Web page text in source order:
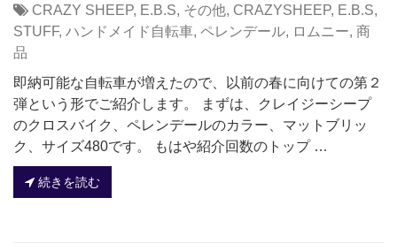
CRAZY SHEEP, E.B.S, その他, CRAZYSHEEP, E.B.S,
STUFF, ハンドメイド自転車, ペレンデール, ロムニー, 商
品
即納可能な自転車が増えたので、以前の春に向けての第２
弾という形でご紹介します。 まずは、クレイジーシープ
のクロスバイク、ペレンデールのカラー、マットブリッ
ク、サイズ480です。 もはや紹介回数のトップ …
続きを読む